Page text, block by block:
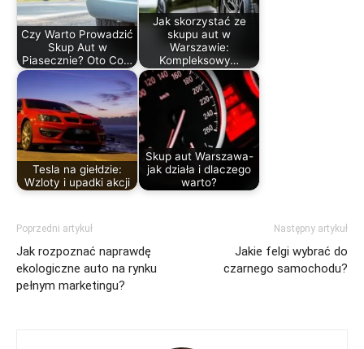
Czy Warto Prowadzić
Skup Aut w
Piasecznie? Oto Co…
Jak skorzystać ze
skupu aut w
Warszawie:
Kompleksowy…
Tesla na giełdzie:
Wzloty i upadki akcji
Skup aut Warszawa-
jak działa i dlaczego
warto?
Poprzedni artykuł
Jak rozpoznać naprawdę
ekologiczne auto na rynku
pełnym marketingu?
Następny artykuł
Jakie felgi wybrać do
czarnego samochodu?